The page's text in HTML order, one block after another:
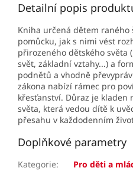
Detailní popis
Kniha určená dětem
pomůcku, jak s nimi vést
přirozeného dětského světa
svět, základní vztahy...) a
podnětů a vhodně
zákona nabízí rámec pro
křesťanství. Důraz je kladen
světa, která vedou dítě k
přesahu v každodenním
Doplňkové parametry
Kategorie: Pro děti a